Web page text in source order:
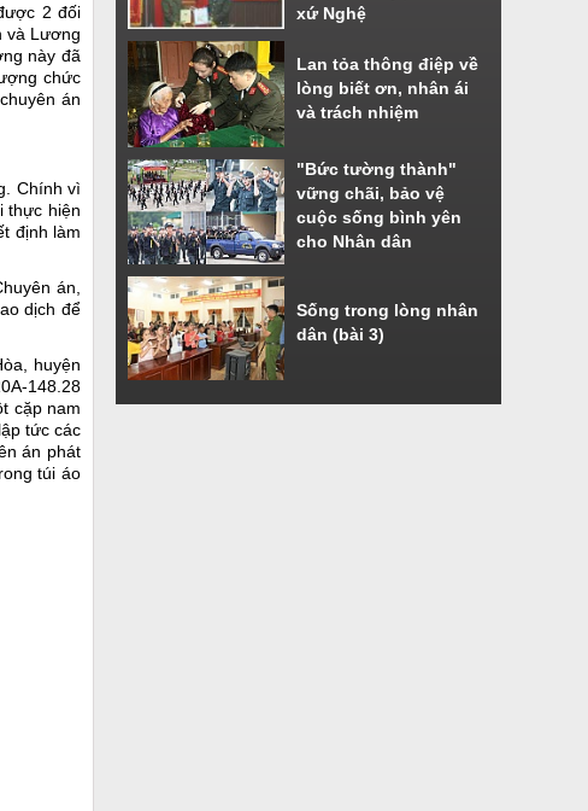
2 đối
và Lương
này đã
chức
án
Chính vì
thực hiện
định làm
án,
dịch để
huyện
148.28
cặp nam
tức các
án phát
túi áo
xứ Nghệ
Lan tỏa thông điệp về
lòng biết ơn, nhân ái
và trách nhiệm
"Bức tường thành"
vững chãi, bảo vệ
cuộc sống bình yên
cho Nhân dân
Sống trong lòng nhân
dân (bài 3)